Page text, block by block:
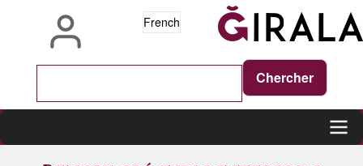
French